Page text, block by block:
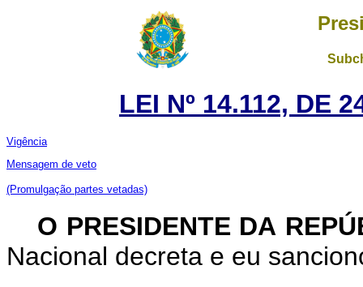
LEI Nº 14.112, DE
Vigência
Mensagem de veto
(Promulgação partes vetadas)
O PRESIDENTE DA
Nacional decreta e eu